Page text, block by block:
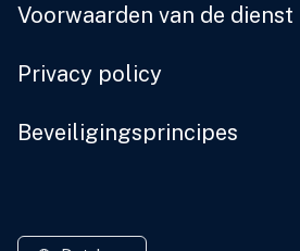
Voorwaarden van de dienst
Privacy policy
Beveiligingsprincipes